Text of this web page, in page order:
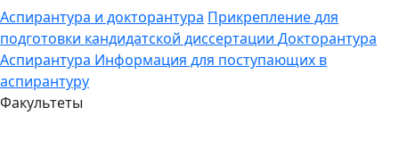
Аспирантура и докторантура Прикрепление для
подготовки кандидатской диссертации Докторантура
Аспирантура Информация для поступающих в
аспирантуру
Факультеты